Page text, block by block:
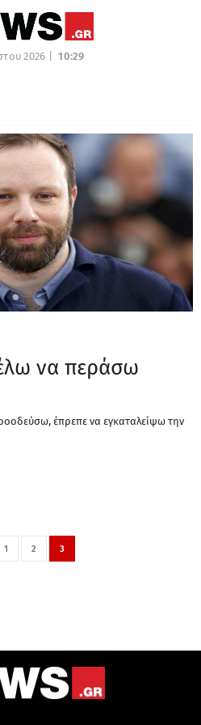
2026 | 10:29
να περάσω
έπρεπε να εγκαταλείψω την
1 2 3